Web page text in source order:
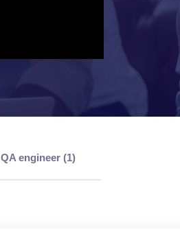
QA engineer (1)